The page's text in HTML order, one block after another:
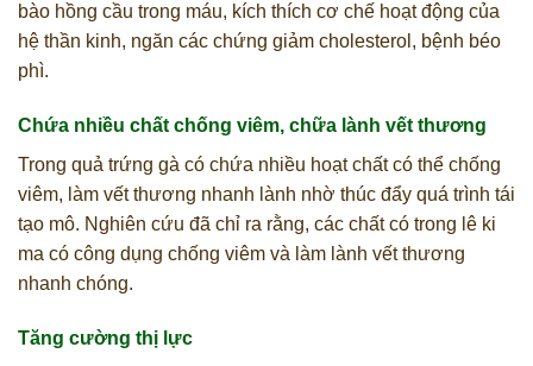
bào hồng cầu trong máu, kích thích cơ chế hoạt động của
hệ thần kinh, ngăn các chứng giảm cholesterol, bệnh béo
phì.
Chứa nhiều chất chống viêm, chữa lành vết thương
Trong quả trứng gà có chứa nhiều hoạt chất có thể chống
viêm, làm vết thương nhanh lành nhờ thúc đẩy quá trình tái
tạo mô. Nghiên cứu đã chỉ ra rằng, các chất có trong lê ki
ma có công dụng chống viêm và làm lành vết thương
nhanh chóng.
Tăng cường thị lực